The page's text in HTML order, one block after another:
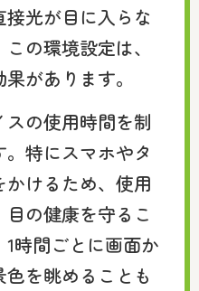
光が目に入らな
の環境設定は、
があります。
の使用時間を制
特にスマホやタ
けるため、使用
の健康を守るこ
時間ごとに画面か
を眺めることも